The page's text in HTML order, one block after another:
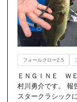
フォールクロー2.5
ＥＮＧＩＮＥ Ｗ
村川勇介です。 報
スタークラシック